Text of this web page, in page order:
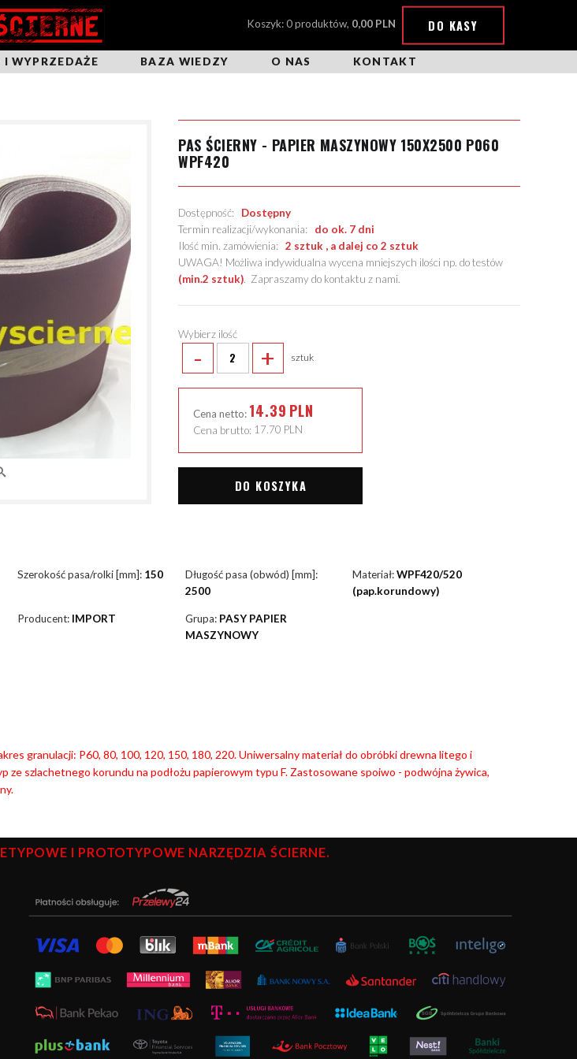
Koszyk: 0 produktów, 0,00 PLN DO KASY
I WYPRZEDAŻE BAZA WIEDZY O NAS KONTAKT
PAS ŚCIERNY - PAPIER MASZYNOWY 150X2500 P060
WPF420
Dostępność: Dostępny
Termin realizacji/wykonania: do ok. 7 dni
Ilość min. zamówienia:2 sztuk , a dalej co 2 sztuk
UWAGA! Możliwa indywidualna wycena mniejszych ilości np. do testów
(min.2 sztuk). Zapraszamy do kontaktu z nami.
Wybierz ilość
- + sztuk
Cena netto: 14.39 PLN
Cena brutto: 17.70 PLN
DO KOSZYKA
Szerokość pasa/rolki [mm]: 150
Długość pasa (obwód) [mm]:
2500
Materiał:WPF420/520
(pap.korundowy)
Producent: IMPORT Grupa: PASY PAPIER
MASZYNOWY
granulacji: P60, 80, 100, 120, 150, 180, 220. Uniwersalny materiał do obróbki drewna litego i
ze szlachetnego korundu na podłożu papierowym typu F. Zastosowane spoiwo - podwójna żywica,
I PROTOTYPOWE NARZĘDZIA ŚCIERNE.